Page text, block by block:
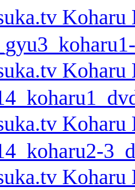
Koharu